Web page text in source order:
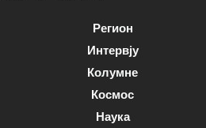
Регион
Интервју
Колумне
Космос
Наука